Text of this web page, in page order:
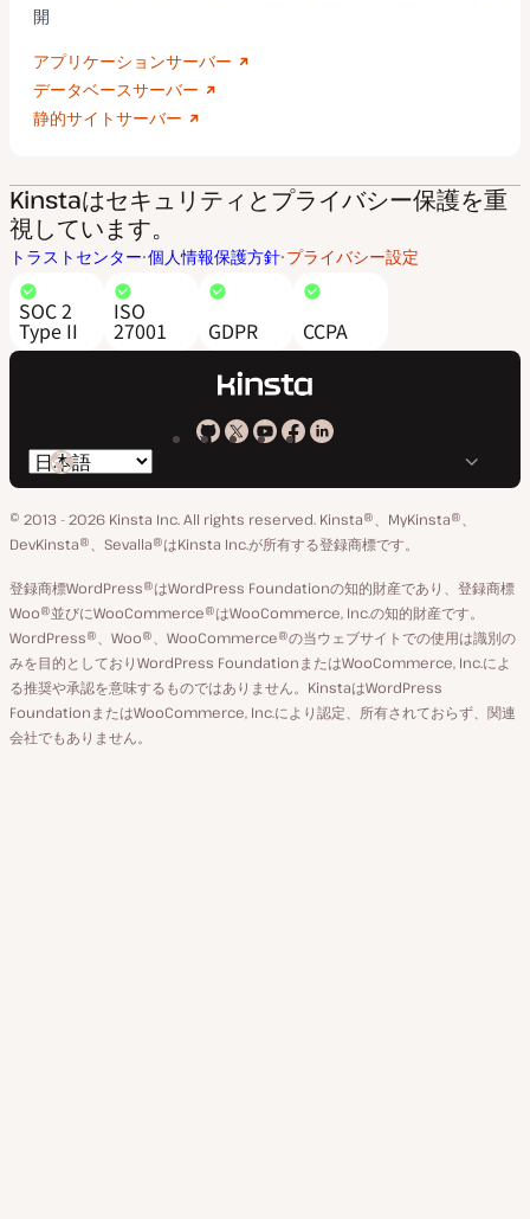
開
アプリケーションサーバー
データベースサーバー
静的サイトサーバー
Kinstaはセキュリティとプライバシー保護を重
視しています。
トラストセンター 個人情報保護方針 プライバシー設定
SOC 2
Type II
ISO
27001 GDPR CCPA
Kinsta
GitHub
Kinsta
X
ア
カ
ウ
ン
ト
Kinsta
YouTube
Kinsta
Facebook
Kinsta
LinkedIn
ペ
ー
ジ
言
語
の
り
替
え
© 2013 - 2026 Kinsta Inc. All rights reserved. Kinsta®、MyKinsta®、
DevKinsta®、Sevalla®はKinsta Inc.が所有する登録商標です。
登録商標WordPress®はWordPress Foundationの知的財産であり、登録商標
Woo®並びにWooCommerce®はWooCommerce, Inc.の知的財産です。
WordPress®、Woo®、WooCommerce®の当ウェブサイトでの使用は識別の
みを目的としておりWordPress FoundationまたはWooCommerce, Inc.によ
る推奨や承認を意味するものではありません。KinstaはWordPress
FoundationまたはWooCommerce, Inc.により認定、所有されておらず、関連
会社でもありません。